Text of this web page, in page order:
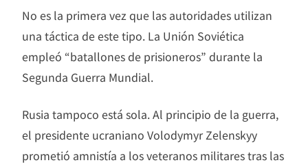
No es la primera vez que las autoridades utilizan
una táctica de este tipo. La Unión Soviética
empleó “batallones de prisioneros” durante la
Segunda Guerra Mundial.
Rusia tampoco está sola. Al principio de la guerra,
el presidente ucraniano Volodymyr Zelenskyy
prometió amnistía a los veteranos militares tras las